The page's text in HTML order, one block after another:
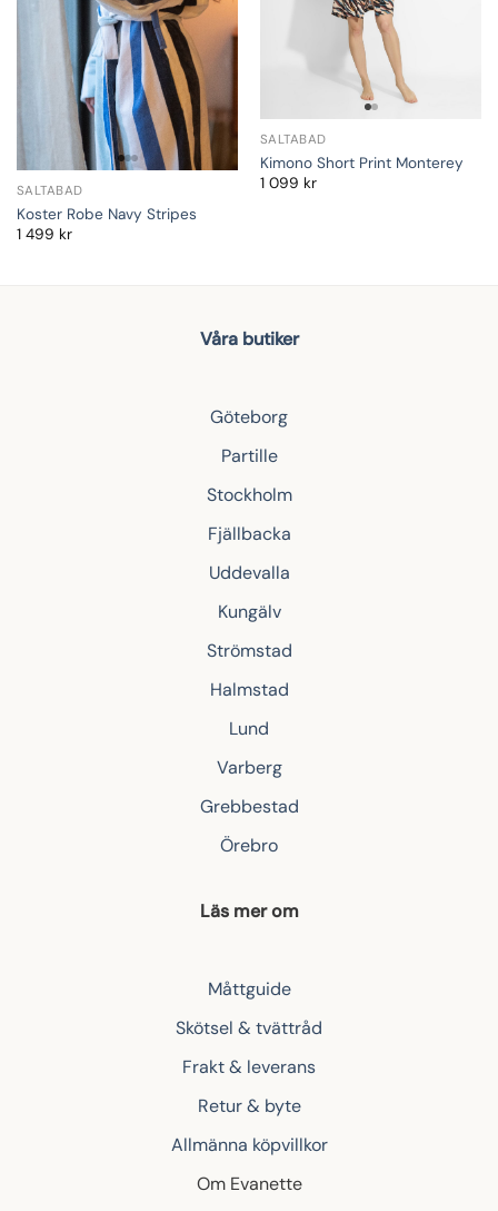
SALTABAD
Koster Robe Navy Stripes
1 499 kr
SALTABAD
Kimono Short Print Monterey
1 099 kr
Våra butiker
Göteborg
Partille
Stockholm
Fjällbacka
Uddevalla
Kungälv
Strömstad
Halmstad
Lund
Varberg
Grebbestad
Örebro
Läs mer om
Måttguide
Skötsel & tvättråd
Frakt & leverans
Retur & byte
Allmänna köpvillkor
Om Evanette